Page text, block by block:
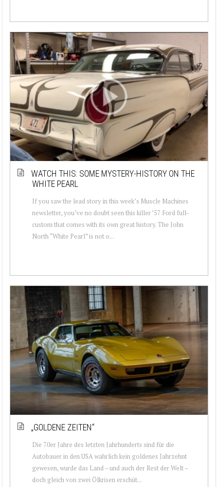
WATCH THIS: SOME MYSTERY-HISTORY ON THE
WHITE PEARL
If you saw the lead story in this week’s Muscle Machines
newsletter, you’ve no doubt seen this killer ’57 Ford full-
custom that comes with its own great history. The John
North “White Pearl” is not o...
„GOLDENE ZEITEN“
Die 70er Jahre des letzten Jahrhunderts sind für die
Autobauer in den USA wahrlich kein goldenes Jahrzehnt
gewesen, wurde das Land – und auch der Rest der Welt –
doch gleich von zwei Ölkrisen erschüt...